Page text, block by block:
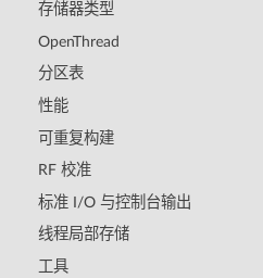
存储器类型
OpenThread
分区表
性能
可重复构建
RF 校准
标准 I/O 与控制台输出
线程局部存储
工具